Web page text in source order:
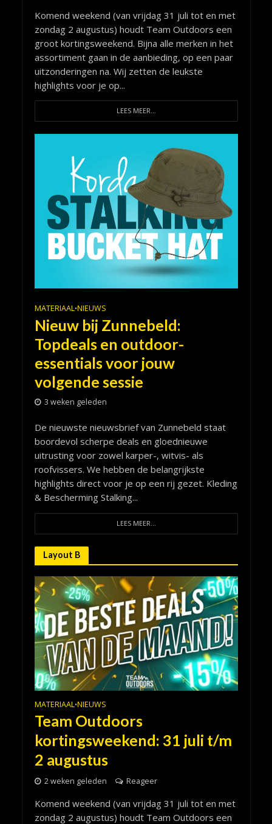
Komend weekend (van vrijdag 31 juli tot en met
zondag 2 augustus) houdt Team Outdoors een
groot kortingsweekend. Bijna alle merken in het
assortiment gaan in de aanbieding, op een paar
uitzonderingen na. Wij zetten de leukste
highlights voor je op...
LEES MEER...
MATERIAAL•NIEUWS
Nieuw bij Zunnebeld:
Topdeals en outdoor-
essentials voor jouw
volgende sessie
3 weken geleden
De nieuwste nieuwsbrief van Zunnebeld staat
boordevol scherpe deals en gloednieuwe
uitrusting voor zowel karper-, witvis- als
roofvissers. We hebben de belangrijkste
highlights direct voor je op een rij gezet. Kleding
& Bescherming Stalking...
LEES MEER...
Layout B
MATERIAAL•NIEUWS
Team Outdoors
kortingsweekend: 31 juli t/m
2 augustus
2 weken geleden Reageer
Komend weekend (van vrijdag 31 juli tot en met
zondag 2 augustus) houdt Team Outdoors een